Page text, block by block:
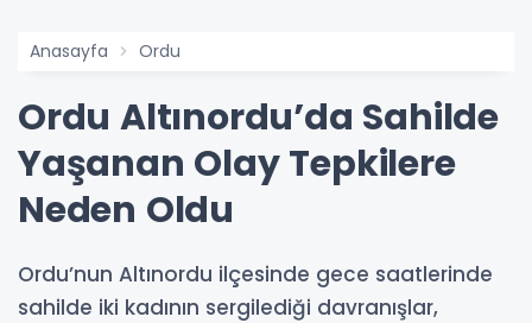
Anasayfa Ordu
Ordu Altınordu’da Sahilde
Yaşanan Olay Tepkilere
Neden Oldu
Ordu’nun Altınordu ilçesinde gece saatlerinde
sahilde iki kadının sergilediği davranışlar,